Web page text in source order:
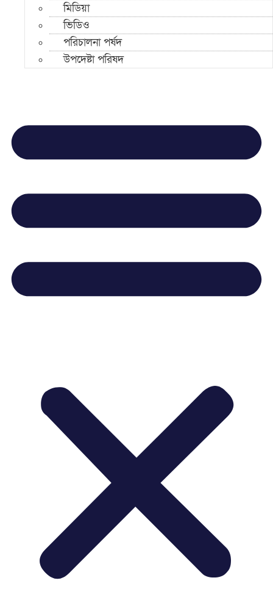
মিডিয়া
ভিডিও
পরিচালনা পর্ষদ
উপদেষ্টা পরিষদ